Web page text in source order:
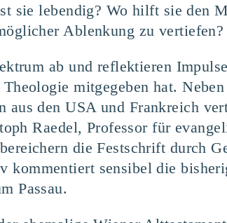
sie leben­dig? Wo hilft sie den
Ablen­kung zu vertiefen?
ab und reflek­tie­ren
mit­ge­ge­ben hat.
aus denUSA und Frank­reich
Rae­del, Pro­fes­sor für
die Fest­schrift durch
kom­men­tiert sen­si­bel die
Pas­sau.